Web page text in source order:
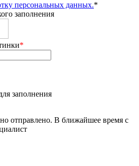
персональных данных.*
заполнения
*
заполнения
отправлено. В ближайшее время с